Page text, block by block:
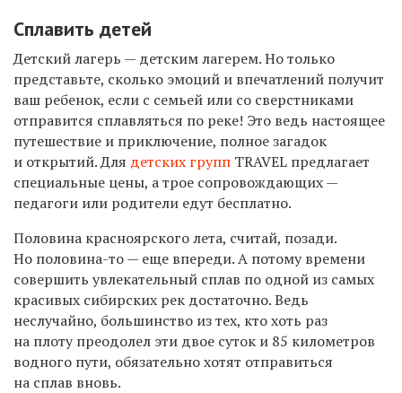
Сплавить детей
Детский лагерь — детским лагерем. Но только
представьте, сколько эмоций и впечатлений получит
ваш ребенок, если с семьей или со сверстниками
отправится сплавляться по реке! Это ведь настоящее
путешествие и приключение, полное загадок
и открытий. Для детских групп TRAVEL предлагает
специальные цены, а трое сопровождающих —
педагоги или родители едут бесплатно.
Половина красноярского лета, считай, позади.
Но половина-то — еще впереди. А потому времени
совершить увлекательный сплав по одной из самых
красивых сибирских рек достаточно. Ведь
неслучайно, большинство из тех, кто хоть раз
на плоту преодолел эти двое суток и 85 километров
водного пути, обязательно хотят отправиться
на сплав вновь.